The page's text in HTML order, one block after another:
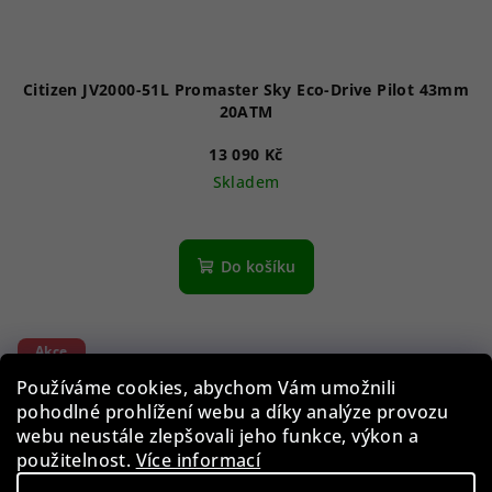
Používáme cookies, abychom Vám umožnili
pohodlné prohlížení webu a díky analýze provozu
webu neustále zlepšovali jeho funkce, výkon a
použitelnost. Více informací
Citizen JV2000-51L Promaster Sky Eco-Drive Pilot 43mm
20ATM
13 090 Kč
Skladem
Do košíku
Akce